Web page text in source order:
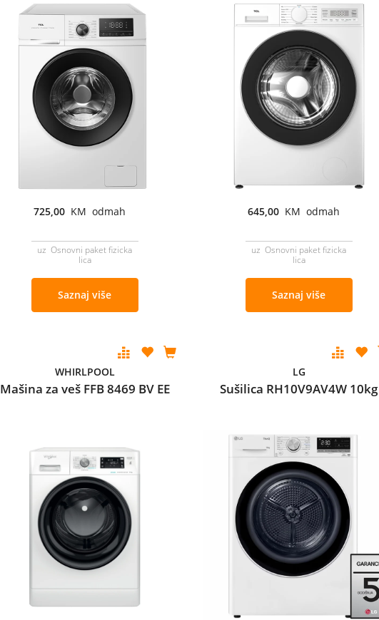
725,00 KM odmah
uz Osnovni paket fizicka
lica
Saznaj više
645,00 KM odmah
uz Osnovni paket fizicka
lica
Saznaj više
WHIRLPOOL
Mašina za veš FFB 8469 BV EE
LG
Sušilica RH10V9AV4W 10kg